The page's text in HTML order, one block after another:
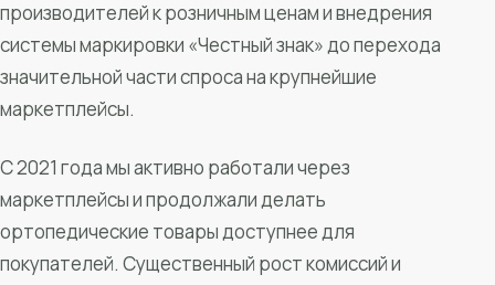
производителей к розничным ценам и внедрения
системы маркировки «Честный знак» до перехода
значительной части спроса на крупнейшие
маркетплейсы.
С 2021 года мы активно работали через
маркетплейсы и продолжали делать
ортопедические товары доступнее для
покупателей. Существенный рост комиссий и